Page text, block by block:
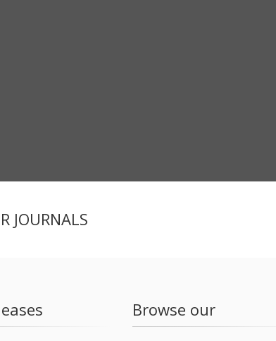
JOURNALS
Browse our